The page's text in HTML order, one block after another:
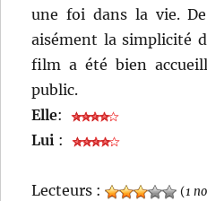
une foi dans la vie.
aisément la simplicité
film a été bien
public.
Elle:
Lui :
Lecteurs : (1